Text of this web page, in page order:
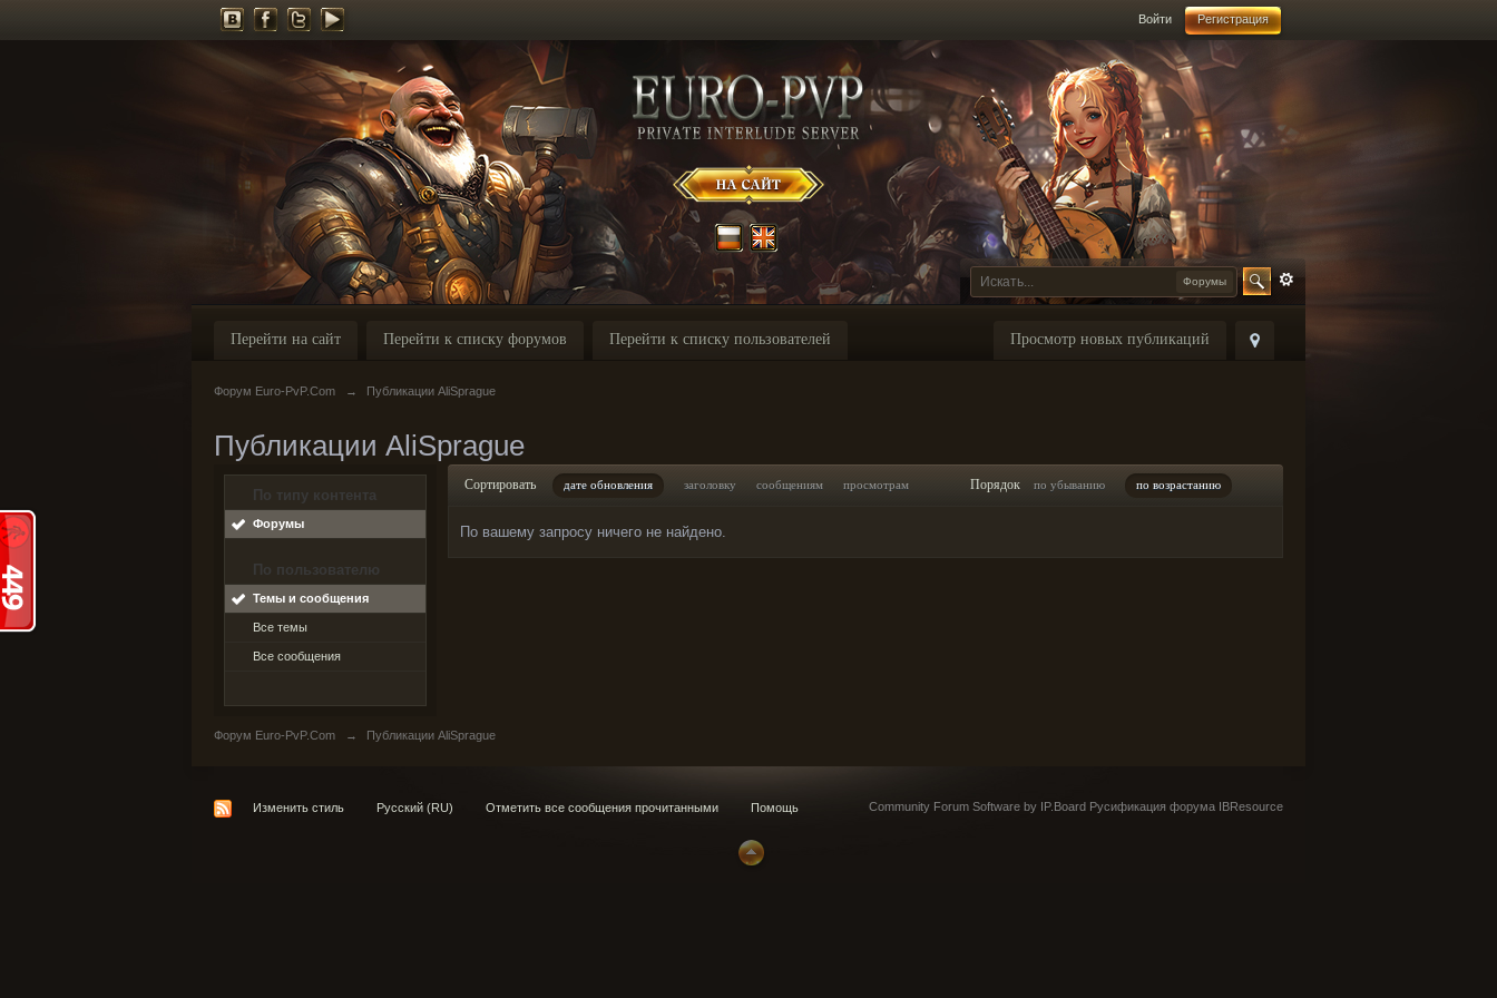
Войти Регистрация
Форумы
Просмотр новых публикаций
Перейти на сайт Перейти к списку форумов Перейти к списку пользователей
Форум Euro-PvP.Com → Публикации AliSprague
Публикации AliSprague
По типу контента
Форумы
По пользователю
Темы и сообщения
Все темы
Все сообщения
Сортировать дате обновления заголовку сообщениям просмотрам Порядок по убыванию по возрастанию
По вашему запросу ничего не найдено.
Форум Euro-PvP.Com → Публикации AliSprague
Изменить стиль Русский (RU) Отметить все сообщения прочитанными Помощь Community Forum Software by IP.Board Русификация форума IBResource